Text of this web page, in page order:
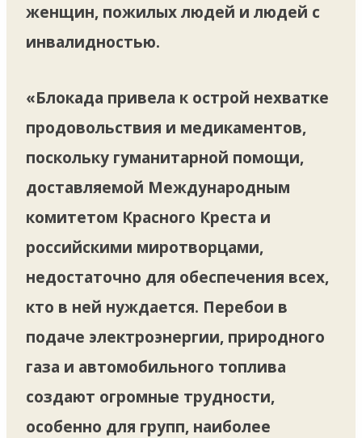
женщин, пожилых людей и людей с
инвалидностью.
«Блокада привела к острой нехватке
продовольствия и медикаментов,
поскольку гуманитарной помощи,
доставляемой Международным
комитетом Красного Креста и
российскими миротворцами,
недостаточно для обеспечения всех,
кто в ней нуждается. Перебои в
подаче электроэнергии, природного
газа и автомобильного топлива
создают огромные трудности,
особенно для групп, наиболее